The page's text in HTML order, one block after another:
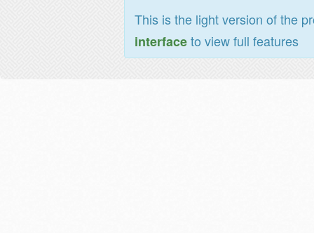
This is the light version of the
interfaceto view full features